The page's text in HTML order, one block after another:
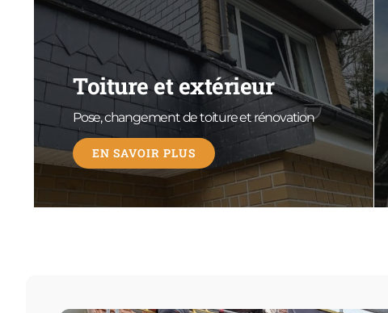
Toiture et extérieur
Pose, changement de toiture et rénovation
EN SAVOIR PLUS